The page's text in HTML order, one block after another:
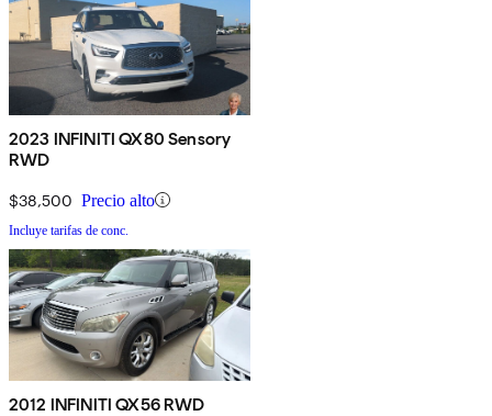
2023 INFINITI QX80 Sensory
RWD
$38,500 Precio alto
Incluye tarifas de conc.
2012 INFINITI QX56 RWD